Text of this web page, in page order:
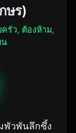
ษร)
รัว, ต้องห้าม,
น
พัวพันลึกซึ้ง